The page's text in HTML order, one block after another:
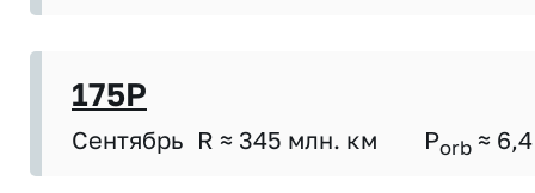
175P
Сентябрь R ≈ 345 млн. км Porb ≈ 6,4